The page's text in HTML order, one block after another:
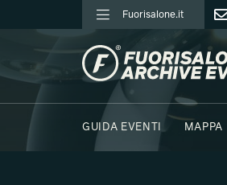
Fuorisalone.it
FUORISALONE.IT
GUIDA EVENTI
MAPPA